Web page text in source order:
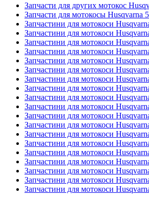
Запчасти для других мотокос
Запчасти для мотокосы Husqvarna
Запчастини для мотокоси
Запчастини для мотокоси
Запчастини для мотокоси
Запчастини для мотокоси
Запчастини для мотокоси
Запчастини для мотокоси
Запчастини для мотокоси
Запчастини для мотокоси
Запчастини для мотокоси
Запчастини для мотокоси
Запчастини для мотокоси
Запчастини для мотокоси
Запчастини для мотокоси
Запчастини для мотокоси
Запчастини для мотокоси
Запчастини для мотокоси
Запчастини для мотокоси
Запчастини для мотокоси
Запчастини для мотокоси